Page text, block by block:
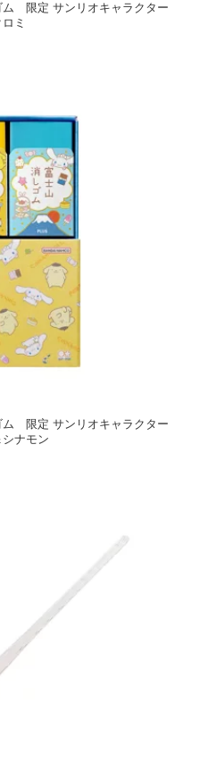
限定 サンリオキャラクター
ミ
限定 サンリオキャラクター
ナモン